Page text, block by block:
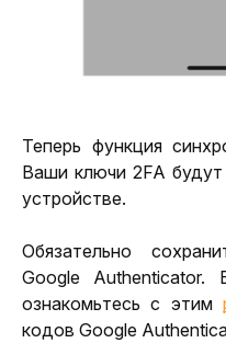
Теперь функция
Ваши ключи 2FA
устройстве.
Обязательно
Google Authenticator.
ознакомьтесь с этим
кодов Google